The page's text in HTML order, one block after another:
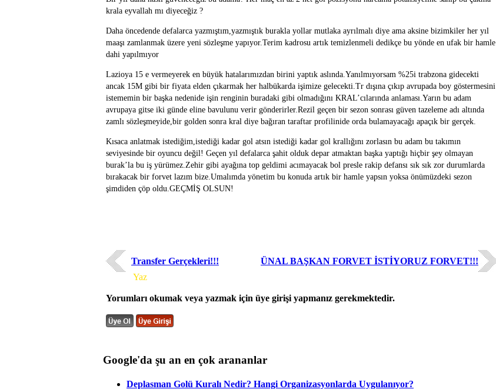
krala eyvallah mı diyeceğiz ?
Daha öncedende defalarca yazmıştım,yazmıştık burakla yollar mutlaka ayrılmalı diye ama aksine bizimkiler her yıl
maaşı zamlanmak üzere yeni sözleşme yapıyor.Terim kadrosu artık temizlenmeli dedikçe bu yönde en ufak bir hamle
dahi yapılmıyor
Lazioya 15 e vermeyerek en büyük hatalarımızdan birini yaptık aslında.Yanılmıyorsam %25i trabzona gidecekti
ancak 15M gibi bir fiyata elden çıkarmak her halbükarda işimize gelecekti.Tr dışına çıkıp avrupada boy göstermesini
istememin bir başka nedenide işin renginin buradaki gibi olmadığını KRAL’cılarında anlaması.Yarın bu adam
avrupaya gitse iki günde eline bavulunu verir gönderirler.Rezil geçen bir sezon sonrası güven tazeleme adı altında
zamlı sözleşmeyide,bir golden sonra kral diye bağıran taraftar profilinide orda bulamayacağı apaçık bir gerçek.
Kısaca anlatmak istediğim,istediği kadar gol atsın istediği kadar gol krallığını zorlasın bu adam bu takımın
seviyesinde bir oyuncu değil! Geçen yıl defalarca şahit olduk depar atmaktan başka yaptığı hiçbir şey olmayan
burak’la bu iş yürümez.Zehir gibi ayağına top geldimi acımayacak bol presle rakip defansı sık sık zor durumlarda
bırakacak bir forvet lazım bize.Umalımda yönetim bu konuda artık bir hamle yapsın yoksa önümüzdeki sezon
şimdiden çöp oldu.GEÇMİŞ OLSUN!
Transfer Gerçekleri!!!
ÜNAL BAŞKAN FORVET İSTİYORUZ FORVET!!!
Yaz
Yorumları okumak veya yazmak için üye girişi yapmanız gerekmektedir.
Google'da şu an en çok arananlar
Deplasman Golü Kuralı Nedir? Hangi Organizasyonlarda Uygulanıyor?